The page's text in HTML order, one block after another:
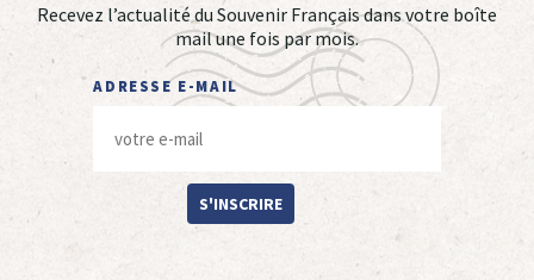
Recevez l’actualité du Souvenir Français dans votre boîte
mail une fois par mois.
ADRESSE E-MAIL
S'INSCRIRE